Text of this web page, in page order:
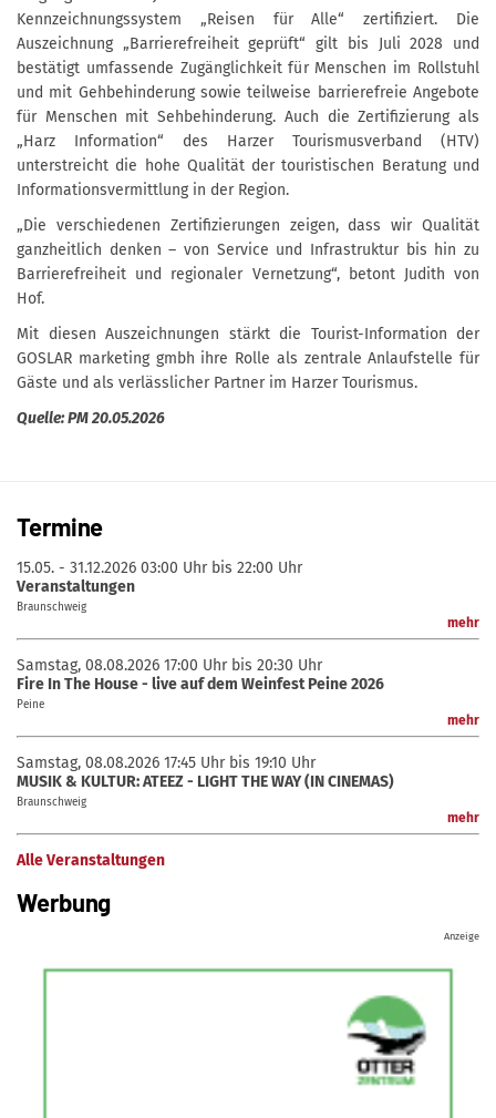
Kennzeichnungssystem „Reisen für Alle“ zertifiziert. Die
Auszeichnung „Barrierefreiheit geprüft“ gilt bis Juli 2028 und
bestätigt umfassende Zugänglichkeit für Menschen im Rollstuhl
und mit Gehbehinderung sowie teilweise barrierefreie Angebote
für Menschen mit Sehbehinderung. Auch die Zertifizierung als
„Harz Information“ des Harzer Tourismusverband (HTV)
unterstreicht die hohe Qualität der touristischen Beratung und
Informationsvermittlung in der Region.
„Die verschiedenen Zertifizierungen zeigen, dass wir Qualität
ganzheitlich denken – von Service und Infrastruktur bis hin zu
Barrierefreiheit und regionaler Vernetzung“, betont Judith von
Hof.
Mit diesen Auszeichnungen stärkt die Tourist-Information der
GOSLAR marketing gmbh ihre Rolle als zentrale Anlaufstelle für
Gäste und als verlässlicher Partner im Harzer Tourismus.
Quelle: PM 20.05.2026
Termine
15.05. - 31.12.2026 03:00 Uhr bis 22:00 Uhr
Veranstaltungen
Braunschweig
mehr
Samstag, 08.08.2026 17:00 Uhr bis 20:30 Uhr
Fire In The House - live auf dem Weinfest Peine 2026
Peine
mehr
Samstag, 08.08.2026 17:45 Uhr bis 19:10 Uhr
MUSIK & KULTUR: ATEEZ - LIGHT THE WAY (IN CINEMAS)
Braunschweig
mehr
Alle Veranstaltungen
Werbung
Anzeige